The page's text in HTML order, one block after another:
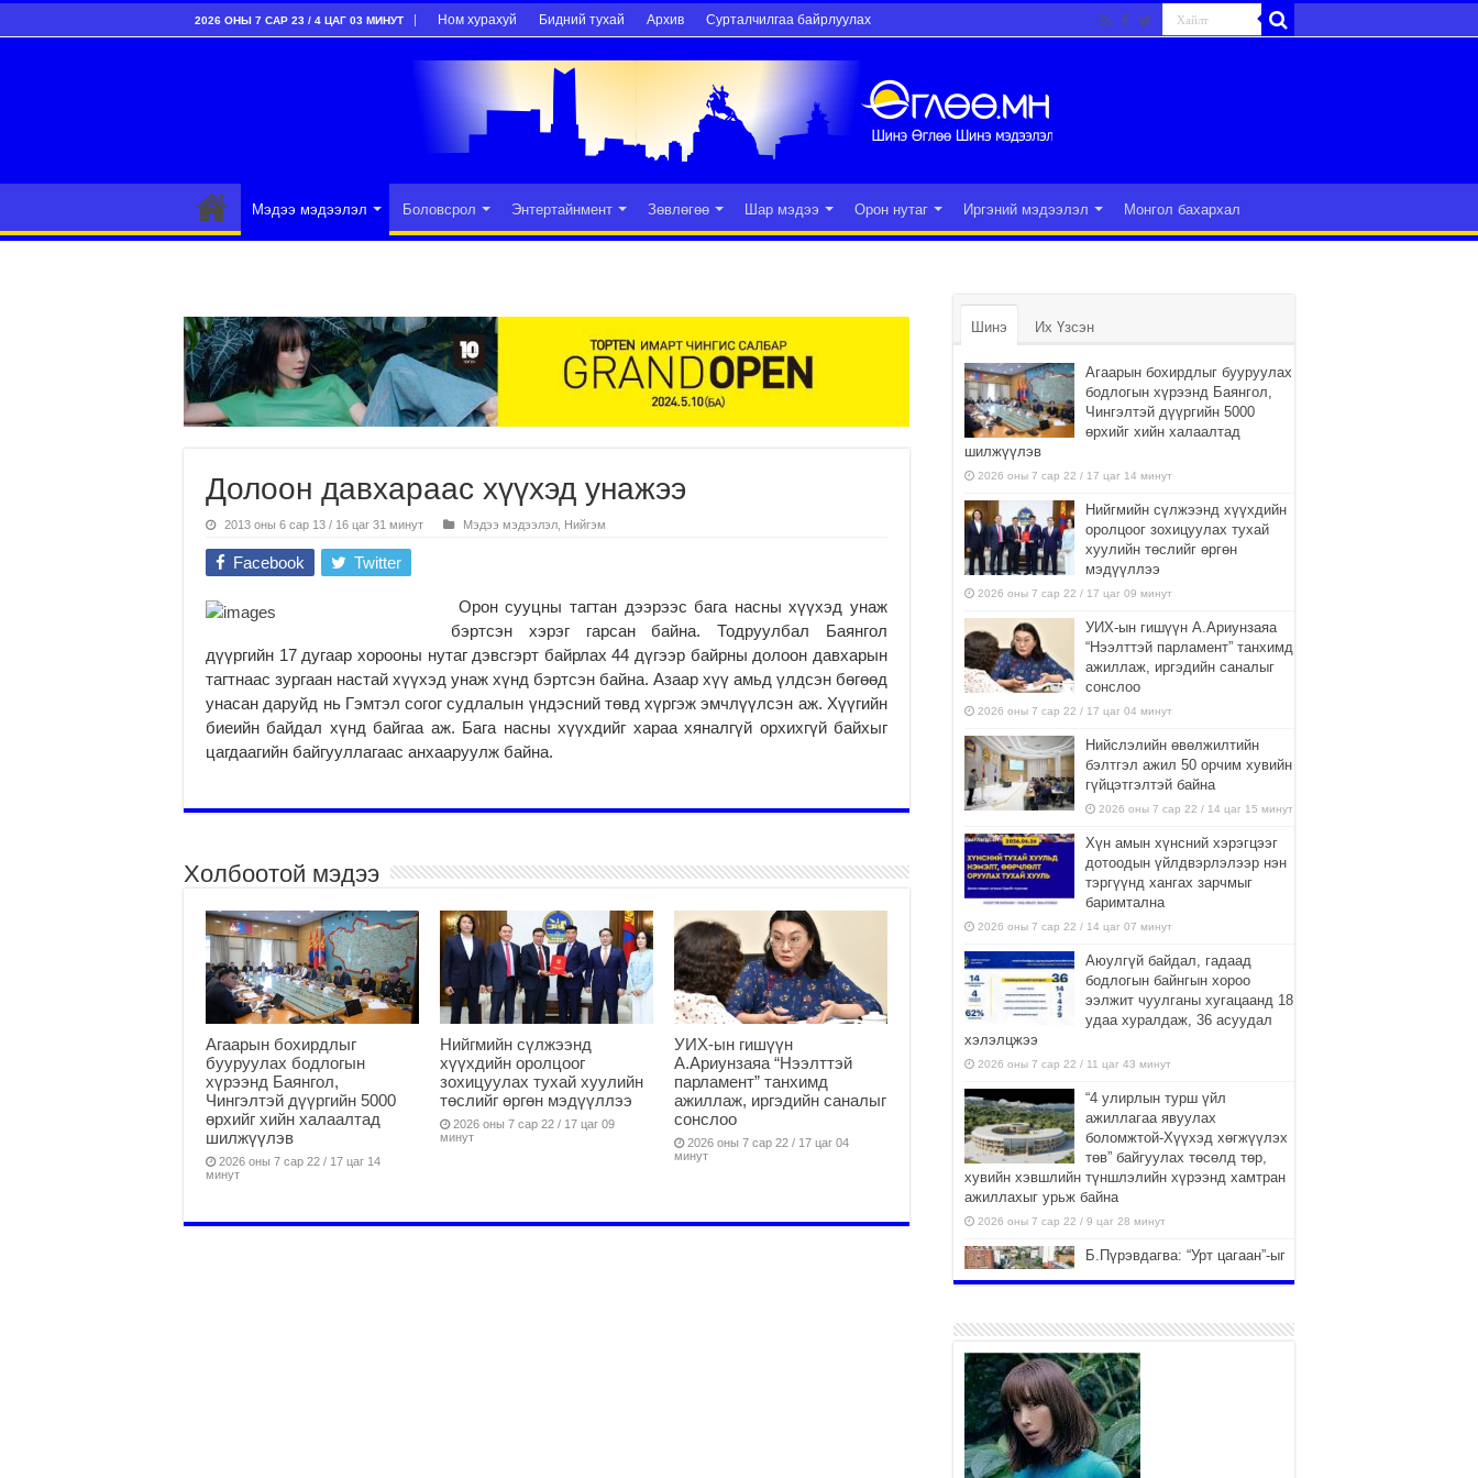
2026 ОНЫ 7 САР 23 / 4 ЦАГ 03 МИНУТ Ном хурахуй Бидний тухай Архив Сурталчилгаа байрлуулах
Мэдээ мэдээлэл Боловсрол Энтертайнмент Зөвлөгөө Шар мэдээ Орон нутаг Иргэний мэдээлэл Монгол бахархал
Долоон давхараас хүүхэд унажээ
2013 оны 6 сар 13 / 16 цаг 31 минут Мэдээ мэдээлэл Нийгэм
Facebook Twitter
Орон сууцны тагтан дээрээс бага насны хүүхэд унаж
бэртсэн хэрэг гарсан байна. Тодруулбал Баянгол
дүүргийн 17 дугаар хорооны нутаг дэвсгэрт байрлах 44 дүгээр байрны долоон давхарын
тагтнаас зургаан настай хүүхэд унаж хүнд бэртсэн байна. Азаар хүү амьд үлдсэн бөгөөд
унасан даруйд нь Гэмтэл согог судлалын үндэсний төвд хүргэж эмчлүүлсэн аж. Хүүгийн
биеийн байдал хүнд байгаа аж. Бага насны хүүхдийг хараа хяналгүй орхихгүй байхыг
цагдаагийн байгууллагаас анхааруулж байна.
Холбоотой мэдээ
Агаарын бохирдлыг
бууруулах бодлогын
хүрээнд Баянгол,
Чингэлтэй дүүргийн 5000
өрхийг хийн халаалтад
шилжүүлэв
2026 оны 7 сар 22 / 17 цаг 14
минут
Нийгмийн сүлжээнд
хүүхдийн оролцоог
зохицуулах тухай хуулийн
төслийг өргөн мэдүүллээ
2026 оны 7 сар 22 / 17 цаг 09
минут
УИХ-ын гишүүн
А.Ариунзаяа “Нээлттэй
парламент” танхимд
ажиллаж, иргэдийн саналыг
сонслоо
2026 оны 7 сар 22 / 17 цаг 04
минут
Шинэ Их Үзсэн
Агаарын бохирдлыг бууруулах
бодлогын хүрээнд Баянгол,
Чингэлтэй дүүргийн 5000
өрхийг хийн халаалтад
шилжүүлэв
2026 оны 7 сар 22 / 17 цаг 14 минут
Нийгмийн сүлжээнд хүүхдийн
оролцоог зохицуулах тухай
хуулийн төслийг өргөн
мэдүүллээ
2026 оны 7 сар 22 / 17 цаг 09 минут
УИХ-ын гишүүн А.Ариунзаяа
“Нээлттэй парламент” танхимд
ажиллаж, иргэдийн саналыг
сонслоо
2026 оны 7 сар 22 / 17 цаг 04 минут
Нийслэлийн өвөлжилтийн
бэлтгэл ажил 50 орчим хувийн
гүйцэтгэлтэй байна
2026 оны 7 сар 22 / 14 цаг 15 минут
Хүн амын хүнсний хэрэгцээг
дотоодын үйлдвэрлэлээр нэн
тэргүүнд хангах зарчмыг
баримтална
2026 оны 7 сар 22 / 14 цаг 07 минут
Аюулгүй байдал, гадаад
бодлогын байнгын хороо
ээлжит чуулганы хугацаанд 18
удаа хуралдаж, 36 асуудал
хэлэлцжээ
2026 оны 7 сар 22 / 11 цаг 43 минут
“4 улирлын турш үйл
ажиллагаа явуулах
боломжтой-Хүүхэд хөгжүүлэх
төв” байгуулах төсөлд төр,
хувийн хэвшлийн түншлэлийн хүрээнд хамтран
ажиллахыг урьж байна
2026 оны 7 сар 22 / 9 цаг 28 минут
Б.Пүрэвдагва: “Урт цагаан”-ыг
2026 оны 7 сар 21 / 16 цаг 47 минут
Тусгай замын автобус /BRT/
төслийн удирдах хорооны
ээлжит хуралдаан боллоо
2026 оны 7 сар 21 / 16 цаг 43 минут
Ерөнхий сайд Н.Учрал БНХАУ-